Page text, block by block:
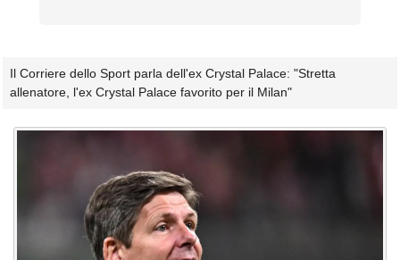
Il Corriere dello Sport parla dell'ex Crystal Palace: "Stretta
allenatore, l'ex Crystal Palace favorito per il Milan"